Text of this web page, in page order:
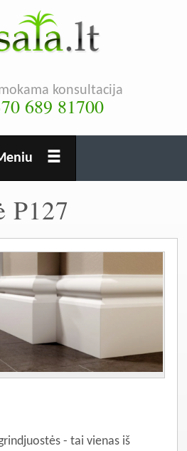
Pereiti
į
pagrindinį
turinį
konsultacija
689 81700
P127
- tai vienas iš